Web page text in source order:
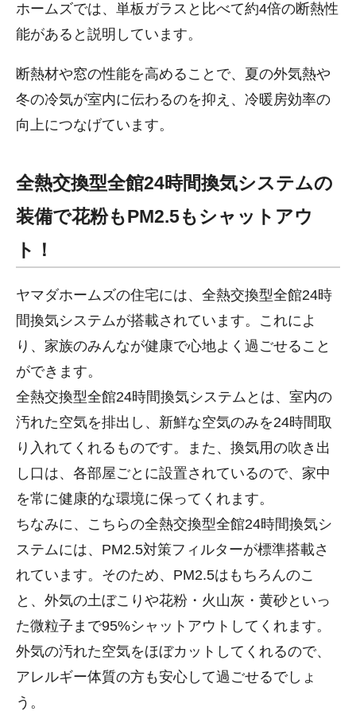
ホームズでは、単板ガラスと比べて約4倍の断熱性
能があると説明しています。
断熱材や窓の性能を高めることで、夏の外気熱や
冬の冷気が室内に伝わるのを抑え、冷暖房効率の
向上につなげています。
全熱交換型全館24時間換気システムの
装備で花粉もPM2.5もシャットアウ
ト！
ヤマダホームズの住宅には、全熱交換型全館24時
間換気システムが搭載されています。これによ
り、家族のみんなが健康で心地よく過ごせること
ができます。
全熱交換型全館24時間換気システムとは、室内の
汚れた空気を排出し、新鮮な空気のみを24時間取
り入れてくれるものです。また、換気用の吹き出
し口は、各部屋ごとに設置されているので、家中
を常に健康的な環境に保ってくれます。
ちなみに、こちらの全熱交換型全館24時間換気シ
ステムには、PM2.5対策フィルターが標準搭載さ
れています。そのため、PM2.5はもちろんのこ
と、外気の土ぼこりや花粉・火山灰・黄砂といっ
た微粒子まで95%シャットアウトしてくれます。
外気の汚れた空気をほぼカットしてくれるので、
アレルギー体質の方も安心して過ごせるでしょ
う。